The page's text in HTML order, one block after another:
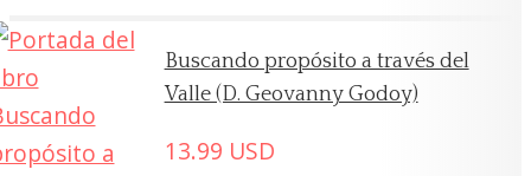
Buscando propósito a través del
Valle (D. Geovanny Godoy)
13.99 USD